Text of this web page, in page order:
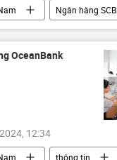
Ngân hàng SCB
Kinh tế
VPBank
OceanBank
12:34
thông tin